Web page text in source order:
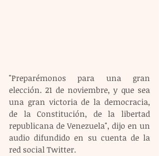
"Preparémonos para una gran
elección. 21 de noviembre, y que sea
una gran victoria de la democracia,
de la Constitución, de la libertad
republicana de Venezuela", dijo en un
audio difundido en su cuenta de la
red social Twitter.